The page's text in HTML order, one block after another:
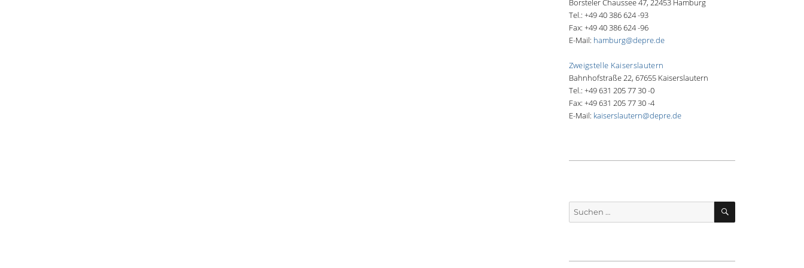
Borsteler Chaussee 47, 22453 Hamburg
Tel.: +49 40 386 624 -93
Fax: +49 40 386 624 -96
E-Mail: hamburg@depre.de
Zweigstelle Kaiserslautern
Bahnhofstraße 22, 67655 Kaiserslautern
Tel.: +49 631 205 77 30 -0
Fax: +49 631 205 77 30 -4
E-Mail: kaiserslautern@depre.de
Suche
nach:
SUCHEN